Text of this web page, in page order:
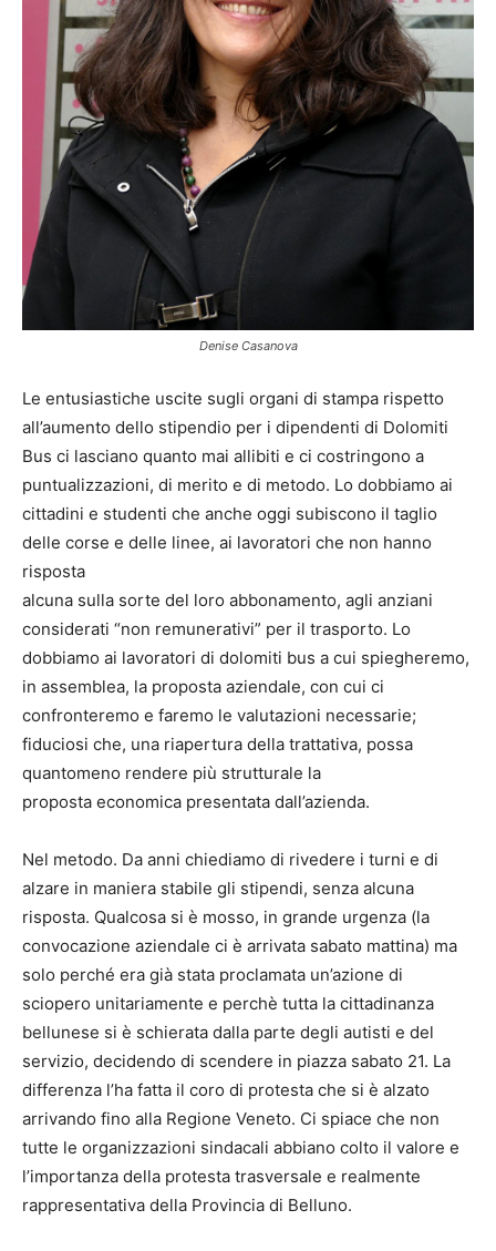
Denise Casanova
Le entusiastiche uscite sugli organi di stampa rispetto
all’aumento dello stipendio per i dipendenti di Dolomiti
Bus ci lasciano quanto mai allibiti e ci costringono a
puntualizzazioni, di merito e di metodo. Lo dobbiamo ai
cittadini e studenti che anche oggi subiscono il taglio
delle corse e delle linee, ai lavoratori che non hanno
risposta
alcuna sulla sorte del loro abbonamento, agli anziani
considerati “non remunerativi” per il trasporto. Lo
dobbiamo ai lavoratori di dolomiti bus a cui spiegheremo,
in assemblea, la proposta aziendale, con cui ci
confronteremo e faremo le valutazioni necessarie;
fiduciosi che, una riapertura della trattativa, possa
quantomeno rendere più strutturale la
proposta economica presentata dall’azienda.
Nel metodo. Da anni chiediamo di rivedere i turni e di
alzare in maniera stabile gli stipendi, senza alcuna
risposta. Qualcosa si è mosso, in grande urgenza (la
convocazione aziendale ci è arrivata sabato mattina) ma
solo perché era già stata proclamata un’azione di
sciopero unitariamente e perchè tutta la cittadinanza
bellunese si è schierata dalla parte degli autisti e del
servizio, decidendo di scendere in piazza sabato 21. La
differenza l’ha fatta il coro di protesta che si è alzato
arrivando fino alla Regione Veneto. Ci spiace che non
tutte le organizzazioni sindacali abbiano colto il valore e
l’importanza della protesta trasversale e realmente
rappresentativa della Provincia di Belluno.